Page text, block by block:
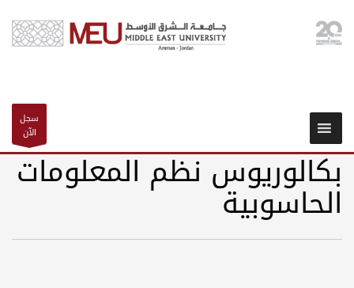
سجل
الآن
بكالوريوس نظم المعلومات
الحاسوبية